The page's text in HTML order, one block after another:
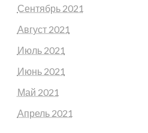
Сентябрь 2021
Август 2021
Июль 2021
Июнь 2021
Май 2021
Апрель 2021